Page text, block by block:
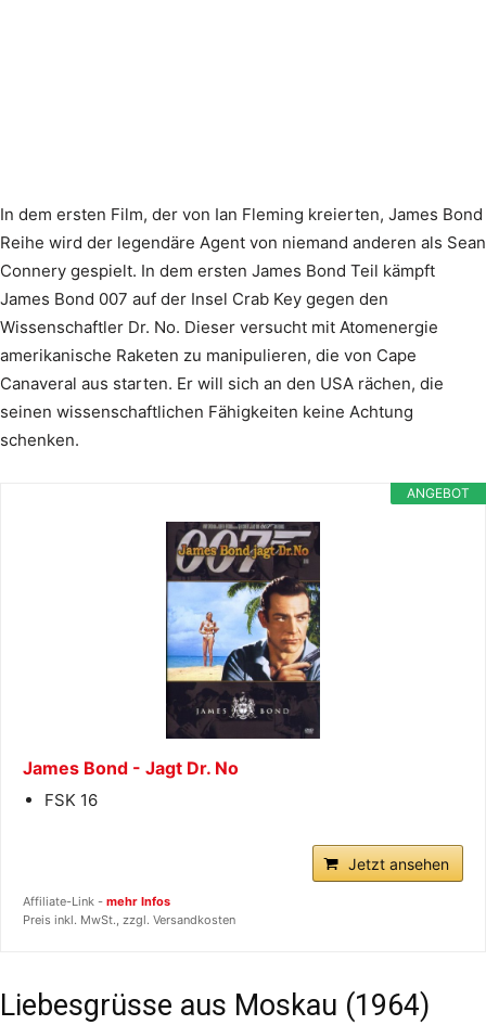
In dem ersten Film, der von Ian Fleming kreierten, James Bond
Reihe wird der legendäre Agent von niemand anderen als Sean
Connery gespielt. In dem ersten James Bond Teil kämpft
James Bond 007 auf der Insel Crab Key gegen den
Wissenschaftler Dr. No. Dieser versucht mit Atomenergie
amerikanische Raketen zu manipulieren, die von Cape
Canaveral aus starten. Er will sich an den USA rächen, die
seinen wissenschaftlichen Fähigkeiten keine Achtung
schenken.
ANGEBOT
James Bond - Jagt Dr. No
FSK 16
Jetzt ansehen
Affiliate-Link - mehr Infos
Preis inkl. MwSt., zzgl. Versandkosten
Liebesgrüsse aus Moskau (1964)